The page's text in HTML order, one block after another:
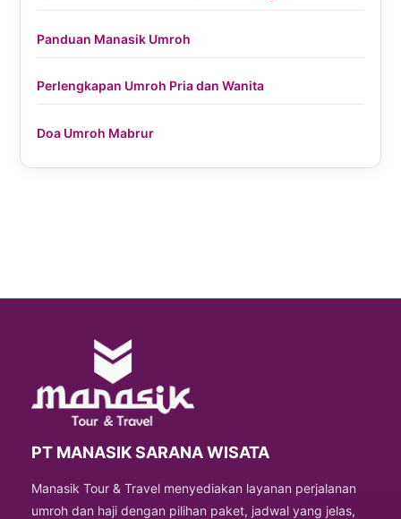
Panduan Manasik Umroh
Perlengkapan Umroh Pria dan Wanita
Doa Umroh Mabrur
PT MANASIK SARANA WISATA
Manasik Tour & Travel menyediakan layanan perjalanan
umroh dan haji dengan pilihan paket, jadwal yang jelas,